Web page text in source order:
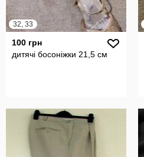
32, 33
100 грн
дитячі босоніжки 21,5 см